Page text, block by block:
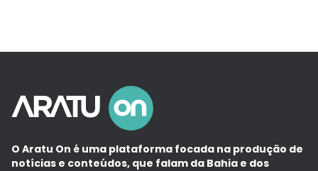
O Aratu On é uma plataforma focada na produção de
notícias e conteúdos, que falam da Bahia e dos